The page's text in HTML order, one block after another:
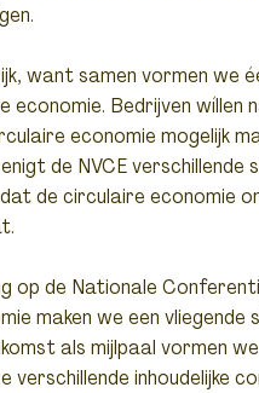
want samen vormen we
economie. Bedrijven wíllen
economie mogelijk
de NVCE verschillende
de circulaire economie
op de Nationale
maken we een
als mijlpaal vormen
verschillende inhoudelijke